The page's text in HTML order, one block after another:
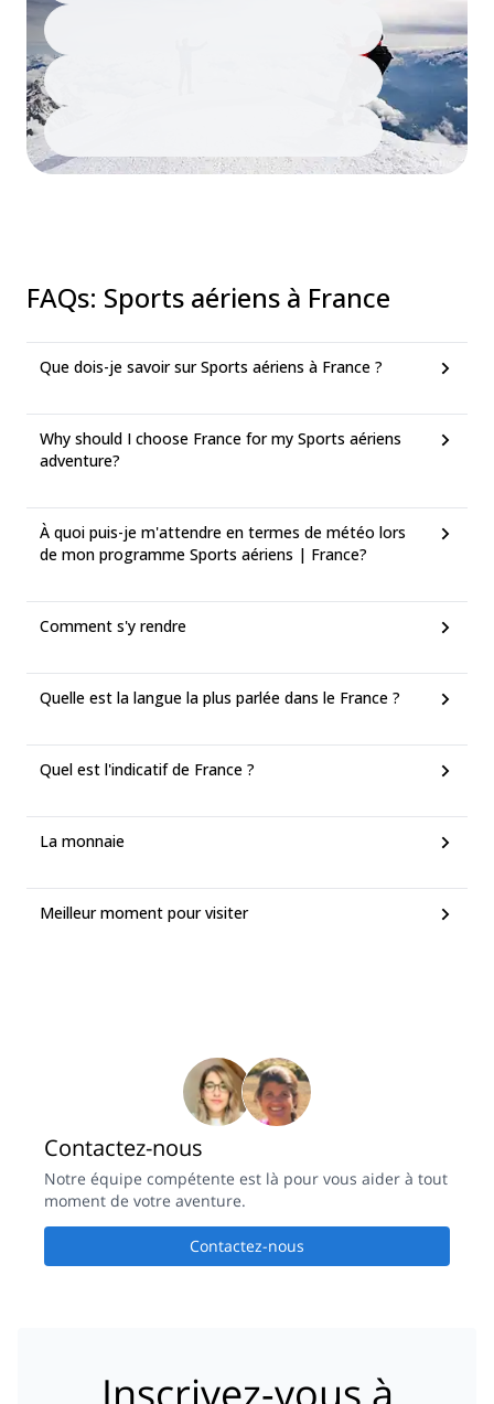
FAQs: Sports aériens à France
Que dois-je savoir sur Sports aériens à France ?
Why should I choose France for my Sports aériens
adventure?
À quoi puis-je m'attendre en termes de météo lors
de mon programme Sports aériens | France?
Comment s'y rendre
Quelle est la langue la plus parlée dans le France ?
Quel est l'indicatif de France ?
La monnaie
Meilleur moment pour visiter
Contactez-nous
Notre équipe compétente est là pour vous aider à tout
moment de votre aventure.
Contactez-nous